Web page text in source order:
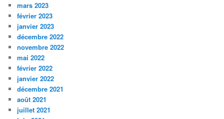
mars 2023
février 2023
janvier 2023
décembre 2022
novembre 2022
mai 2022
février 2022
janvier 2022
décembre 2021
août 2021
juillet 2021